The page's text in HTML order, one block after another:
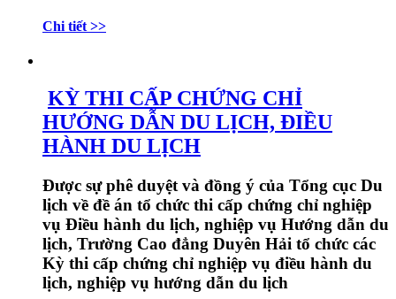
Chi tiết >>
KỲ THI CẤP CHỨNG CHỈ
HƯỚNG DẪN DU LỊCH, ĐIỀU
HÀNH DU LỊCH
Được sự phê duyệt và đồng ý của Tổng cục Du
lịch về đề án tổ chức thi cấp chứng chỉ nghiệp
vụ Điều hành du lịch, nghiệp vụ Hướng dẫn du
lịch, Trường Cao đẳng Duyên Hải tổ chức các
Kỳ thi cấp chứng chỉ nghiệp vụ điều hành du
lịch, nghiệp vụ hướng dẫn du lịch